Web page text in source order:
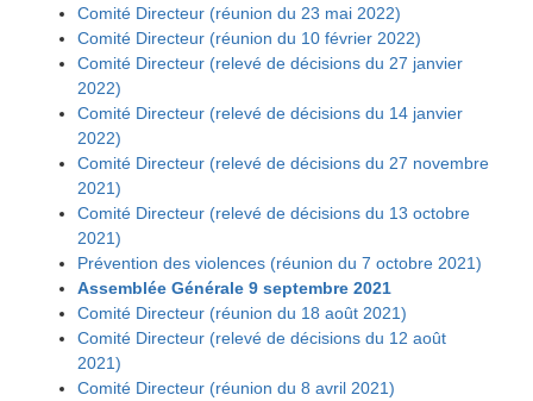
Comité Directeur (réunion du 23 mai 2022)
Comité Directeur (réunion du 10 février 2022)
Comité Directeur (relevé de décisions du 27 janvier
2022)
Comité Directeur (relevé de décisions du 14 janvier
2022)
Comité Directeur (relevé de décisions du 27 novembre
2021)
Comité Directeur (relevé de décisions du 13 octobre
2021)
Prévention des violences (réunion du 7 octobre 2021)
Assemblée Générale 9 septembre 2021
Comité Directeur (réunion du 18 août 2021)
Comité Directeur (relevé de décisions du 12 août
2021)
Comité Directeur (réunion du 8 avril 2021)